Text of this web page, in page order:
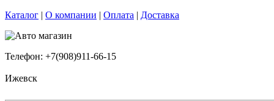
Каталог | О компании | Оплата | Доставка
Телефон: +7(908)911-66-15
Ижевск